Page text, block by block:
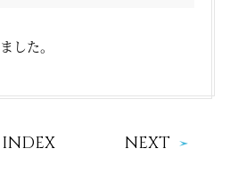
した。
INDEX NEXT